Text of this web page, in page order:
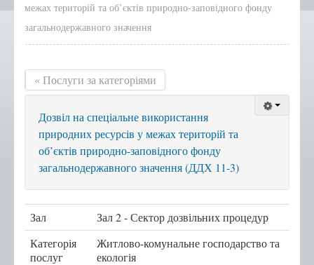
Положення, Регламент
Структура
Графік роботи
Новини центру
міської ради
Сертифікати
Корисна інформація
Віддалені робочі місця адміністраторів ЦНАП
с. Іванківці
с. Чернихів
межах територій та об’єктів природно-заповідного фонду
загальнодержавного значення
« Послуги за категоріями
Дозвіл на спеціальне використання
природних ресурсів у межах територій та
об’єктів природно-заповідного фонду
загальнодержавного значення (ДДХ 11-3)
Зал
Зал 2 - Сектор дозвільних процедур
Категорія
послуг
Житлово-комунальне господарство та
екологія